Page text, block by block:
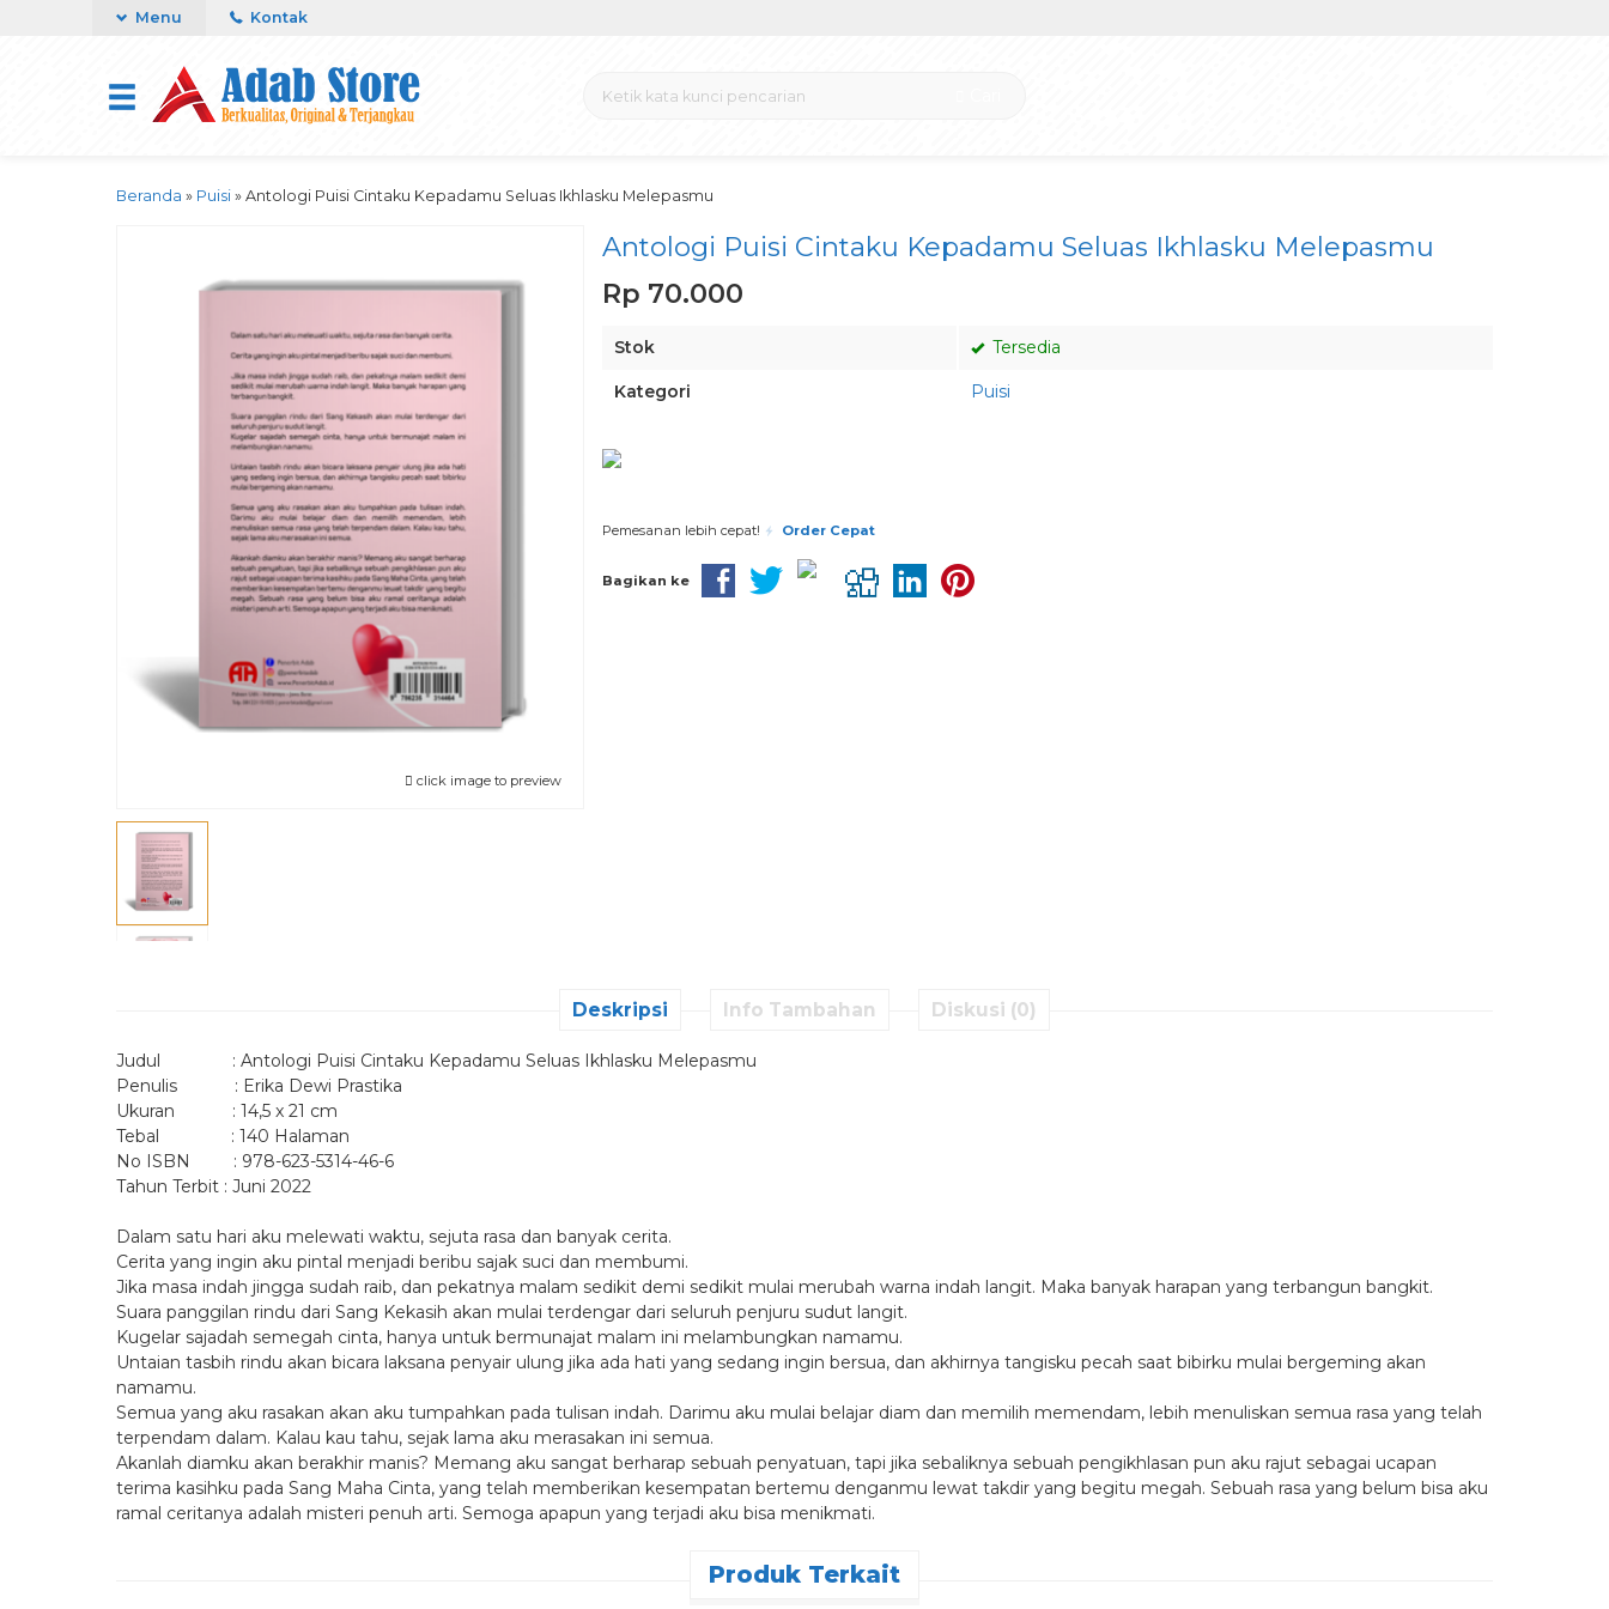
Menu Kontak
Beranda » Puisi » Antologi Puisi Cintaku Kepadamu Seluas Ikhlasku Melepasmu
click image to preview
Antologi Puisi Cintaku Kepadamu Seluas Ikhlasku Melepasmu
Rp 70.000
Stok Tersedia
Kategori Puisi
Pemesanan lebih cepat! Order Cepat
Bagikan ke
Deskripsi Info Tambahan Diskusi (0)
Judul : Antologi Puisi Cintaku Kepadamu Seluas Ikhlasku Melepasmu
Penulis : Erika Dewi Prastika
Ukuran : 14,5 x 21 cm
Tebal : 140 Halaman
No ISBN : 978-623-5314-46-6
Tahun Terbit : Juni 2022
Dalam satu hari aku melewati waktu, sejuta rasa dan banyak cerita.
Cerita yang ingin aku pintal menjadi beribu sajak suci dan membumi.
Jika masa indah jingga sudah raib, dan pekatnya malam sedikit demi sedikit mulai merubah warna indah langit. Maka banyak harapan yang terbangun bangkit.
Suara panggilan rindu dari Sang Kekasih akan mulai terdengar dari seluruh penjuru sudut langit.
Kugelar sajadah semegah cinta, hanya untuk bermunajat malam ini melambungkan namamu.
Untaian tasbih rindu akan bicara laksana penyair ulung jika ada hati yang sedang ingin bersua, dan akhirnya tangisku pecah saat bibirku mulai bergeming akan
namamu.
Semua yang aku rasakan akan aku tumpahkan pada tulisan indah. Darimu aku mulai belajar diam dan memilih memendam, lebih menuliskan semua rasa yang telah
terpendam dalam. Kalau kau tahu, sejak lama aku merasakan ini semua.
Akanlah diamku akan berakhir manis? Memang aku sangat berharap sebuah penyatuan, tapi jika sebaliknya sebuah pengikhlasan pun aku rajut sebagai ucapan
terima kasihku pada Sang Maha Cinta, yang telah memberikan kesempatan bertemu denganmu lewat takdir yang begitu megah. Sebuah rasa yang belum bisa aku
ramal ceritanya adalah misteri penuh arti. Semoga apapun yang terjadi aku bisa menikmati.
Produk Terkait